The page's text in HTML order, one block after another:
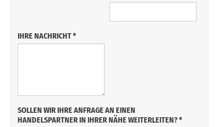
IHRE NACHRICHT*
SOLLEN WIR IHRE ANFRAGE AN EINEN
HANDELSPARTNER IN IHRER NÄHE WEITERLEITEN?*